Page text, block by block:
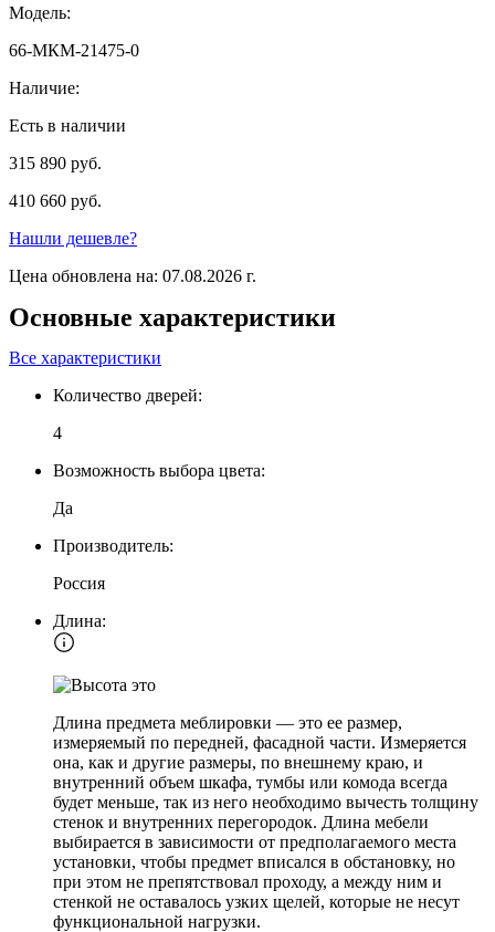
Модель:
66-МКМ-21475-0
Наличие:
Есть в наличии
315 890 руб.
410 660 руб.
Нашли дешевле?
Цена обновлена на: 07.08.2026 г.
Основные характеристики
Все характеристики
Количество дверей:
4
Возможность выбора цвета:
Да
Производитель:
Россия
Длина:
Длина предмета меблировки — это ее размер,
измеряемый по передней, фасадной части. Измеряется
она, как и другие размеры, по внешнему краю, и
внутренний объем шкафа, тумбы или комода всегда
будет меньше, так из него необходимо вычесть толщину
стенок и внутренних перегородок. Длина мебели
выбирается в зависимости от предполагаемого места
установки, чтобы предмет вписался в обстановку, но
при этом не препятствовал проходу, а между ним и
стенкой не оставалось узких щелей, которые не несут
функциональной нагрузки.